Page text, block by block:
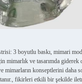
3 boyutlu baskı, mimari
mimarlık ve tasarımda giderek
mimarların konseptlerini daha
fikirleri etkili bir şekilde